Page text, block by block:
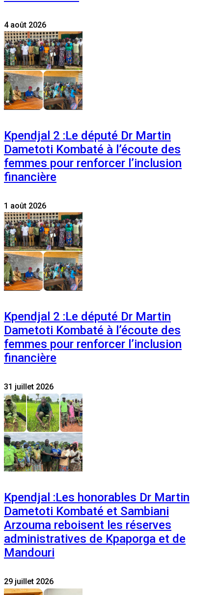
4 août 2026
Kpendjal 2 :Le député Dr Martin
Dametoti Kombaté à l’écoute des
femmes pour renforcer l’inclusion
financière
1 août 2026
Kpendjal 2 :Le député Dr Martin
Dametoti Kombaté à l’écoute des
femmes pour renforcer l’inclusion
financière
31 juillet 2026
Kpendjal :Les honorables Dr Martin
Dametoti Kombaté et Sambiani
Arzouma reboisent les réserves
administratives de Kpaporga et de
Mandouri
29 juillet 2026